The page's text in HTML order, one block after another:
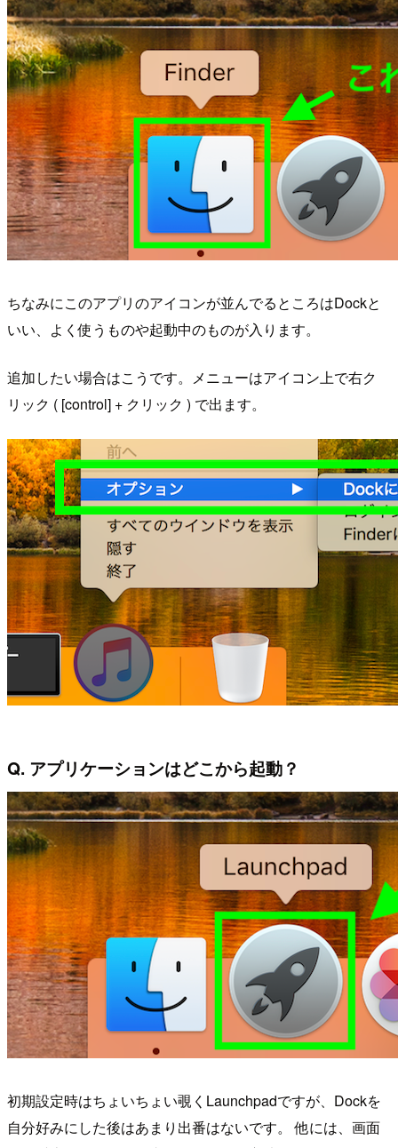
ちなみにこのアプリのアイコンが並んでるところはDockと
いい、よく使うものや起動中のものが入ります。
追加したい場合はこうです。メニューはアイコン上で右ク
リック ( [control] + クリック ) で出ます。
Q. アプリケーションはどこから起動？
初期設定時はちょいちょい覗くLaunchpadですが、Dockを
自分好みにした後はあまり出番はないです。 他には、画面